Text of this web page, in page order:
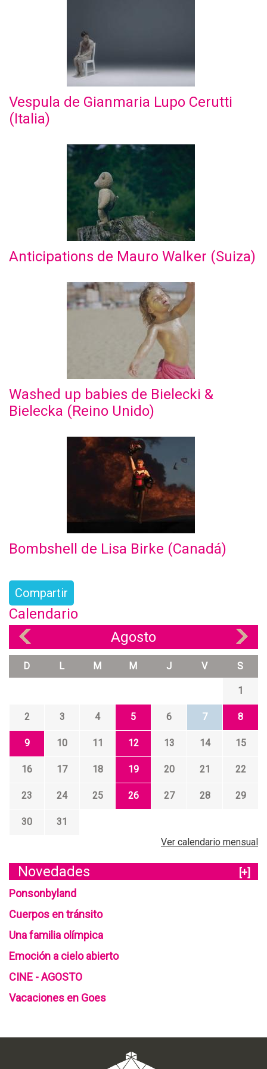
Vespula de Gianmaria Lupo Cerutti
(Italia)
Anticipations de Mauro Walker (Suiza)
Washed up babies de Bielecki &
Bielecka (Reino Unido)
Bombshell de Lisa Birke (Canadá)
Compartir
Calendario
Agosto
D L M M J V S
1
2 3 4 5 6 7 8
9 10 11 12 13 14 15
16 17 18 19 20 21 22
23 24 25 26 27 28 29
30
31
Ver calendario mensual
Novedades
[+]
Ponsonbyland
Cuerpos en tránsito
Una familia olímpica
Emoción a cielo abierto
CINE - AGOSTO
Vacaciones en Goes